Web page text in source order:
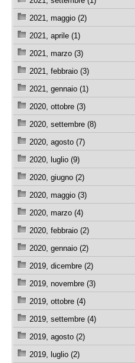
2021, maggio (2)
2021, aprile (1)
2021, marzo (3)
2021, febbraio (3)
2021, gennaio (1)
2020, ottobre (3)
2020, settembre (8)
2020, agosto (7)
2020, luglio (9)
2020, giugno (2)
2020, maggio (3)
2020, marzo (4)
2020, febbraio (2)
2020, gennaio (2)
2019, dicembre (2)
2019, novembre (3)
2019, ottobre (4)
2019, settembre (4)
2019, agosto (2)
2019, luglio (2)